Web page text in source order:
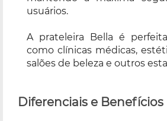
usuários.
A prateleira Bella é
como clínicas médicas,
salões de beleza e outros
Diferenciais e Benefícios